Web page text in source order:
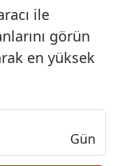
ile
görün
en yüksek
Gün